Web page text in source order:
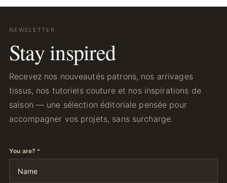
NEWSLETTER
Stay inspired
Recevez nos nouveautés patrons, nos arrivages
tissus, nos tutoriels couture et nos inspirations de
saison — une sélection éditoriale pensée pour
accompagner vos projets, sans surcharge.
You are? *